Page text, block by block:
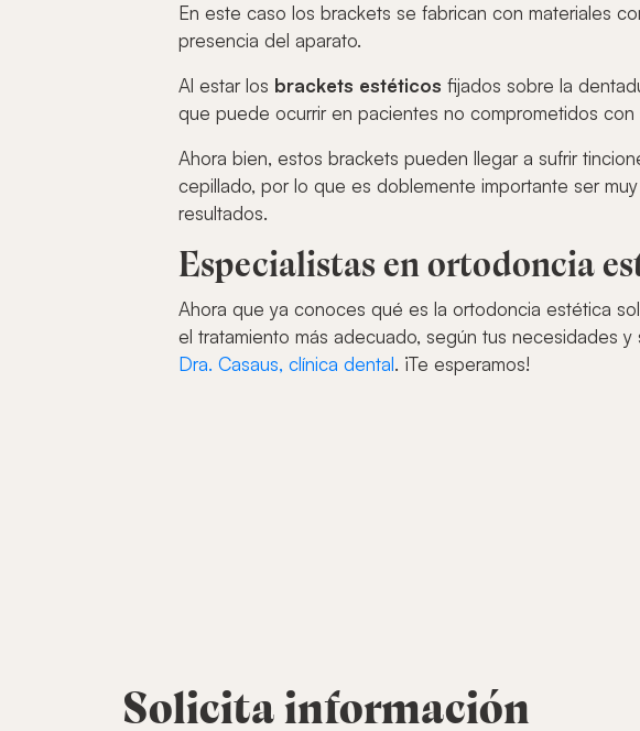
En este caso los brackets se fabrican con materiales
presencia del aparato.
Al estar los brackets estéticos fijados sobre la
que puede ocurrir en pacientes no comprometidos
Ahora bien, estos brackets pueden llegar a sufrir
cepillado, por lo que es doblemente importante ser
resultados.
Especialistas en ortodoncia
Ahora que ya conoces qué es la ortodoncia estética
el tratamiento más adecuado, según tus necesidades
Dra. Casaus, clínica dental. ¡Te esperamos!
Solicita información